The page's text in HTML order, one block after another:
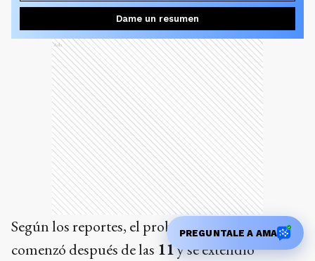
Dame un resumen
Ads
Según los reportes, el problema técnico
comenzó después de las 11y se extendió
PREGUNTALE A AMA